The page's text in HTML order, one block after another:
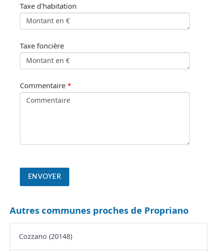
Taxe d'habitation
Taxe foncière
Commentaire *
Autres communes proches de Propriano
Cozzano (20148)